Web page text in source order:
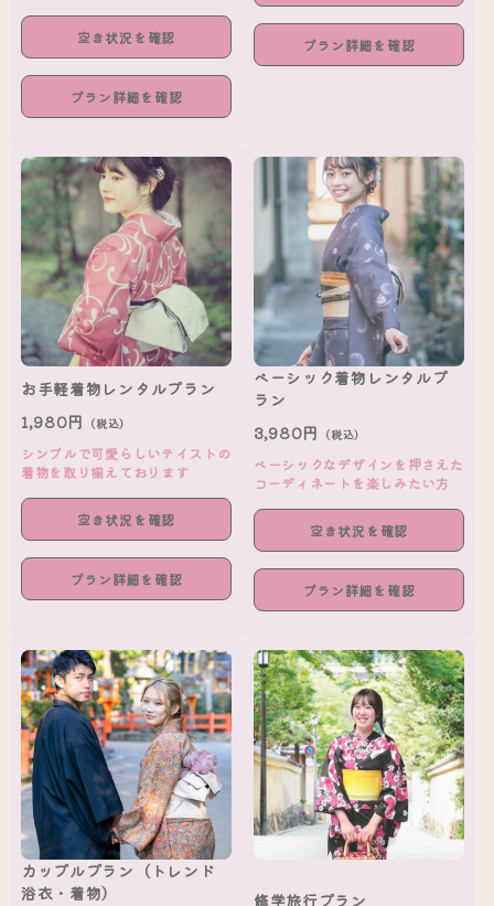
空き状況を確認
プラン詳細を確認
プラン詳細を確認
お手軽着物レンタルプラン
1,980円 （税込）
シンプルで可愛らしいテイストの
着物を取り揃えております
空き状況を確認
プラン詳細を確認
ベーシック着物レンタルプ
ラン
3,980円 （税込）
ベーシックなデザインを押さえた
コーディネートを楽しみたい方
空き状況を確認
プラン詳細を確認
カップルプラン（トレンド
浴衣・着物）
修学旅行プラン